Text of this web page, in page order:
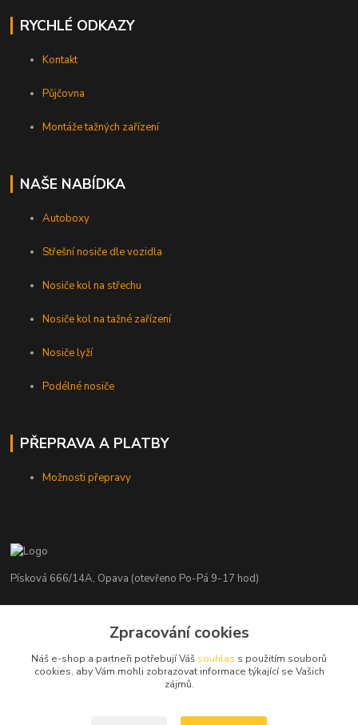
RYCHLÉ ODKAZY
Kontakt
Půjčovna
Montáže tažných zařízení
NAŠE NABÍDKA
Autoboxy
Střešní nosiče dle vozidla
Nosiče kol na střechu
Nosiče kol na tažné zařízení
Nosiče lyží
Podélné nosiče
PŘEPRAVA A PLATBY
Možnosti přepravy
Písková 666/14A, Opava (otevřeno Po-Pá 9-17 hod)
+420 776 839 986
info@nosice.com
Zpracování cookies
Náš e-shop a partneři potřebují Váš souhlas s použitím souborů
cookies, aby Vám mohli zobrazovat informace týkající se Vašich
zájmů.